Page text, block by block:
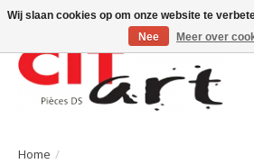
Home /
Wij slaan cookies op om onze website te
Nee
Meer over